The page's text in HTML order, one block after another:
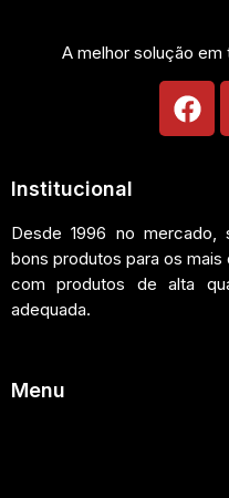
A melhor solução
Institucional
Desde 1996 no mercado,
bons produtos para os
com produtos de alta
adequada.
Menu